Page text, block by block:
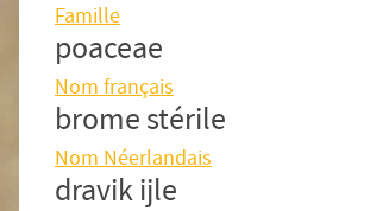
Famille
poaceae
Nom français
brome stérile
Nom Néerlandais
dravik ijle